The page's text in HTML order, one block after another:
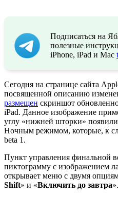
Подписаться на
полезные
iPhone, iPad и Mac
Сегодня на странице сайта
посвященной описанию
размещен скриншот
iPad. Данное изображение
углу «нижней шторки»
Ночным режимом, которые, к
beta 1.
Пункт управления финальной
пиктограмму с изображением
открывает меню с двумя
Shift» и «Включить до завтра».